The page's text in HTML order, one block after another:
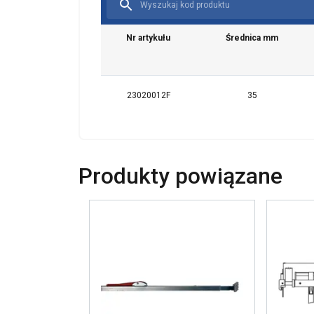
Nr artykułu Średnica mm
23020012F 35
Produkty powiązane
Używamy plików
również
analitycznym,
wyniku
POKAŻ